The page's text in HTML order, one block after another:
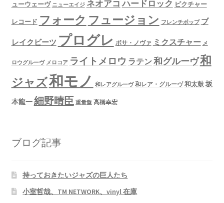
ューウェーヴ ニューエイジ ネオアコ ハードロック ピクチャー
レコード フォーク フュージョン フレンチポップ ブ
レイクビーツ プログレ ボサ・ノヴァ ミクスチャー メ
ロウグルーヴ メロコア ライトメロウ ラテン 和グルーヴ和
ジャズ和モノ 和レアグルーヴ 和レア・グルーヴ 和太鼓坂
本龍一細野晴臣 重量盤 高橋幸宏
ブログ記事
持っておきたいジャズの巨人たち
小室哲哉、TM NETWORK、vinyl 在庫